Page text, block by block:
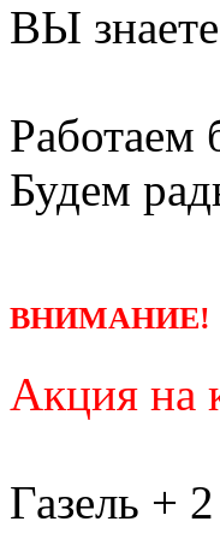
ВЫ
Работаем
Будем
ВНИМАНИЕ!
Акция на
Газель +